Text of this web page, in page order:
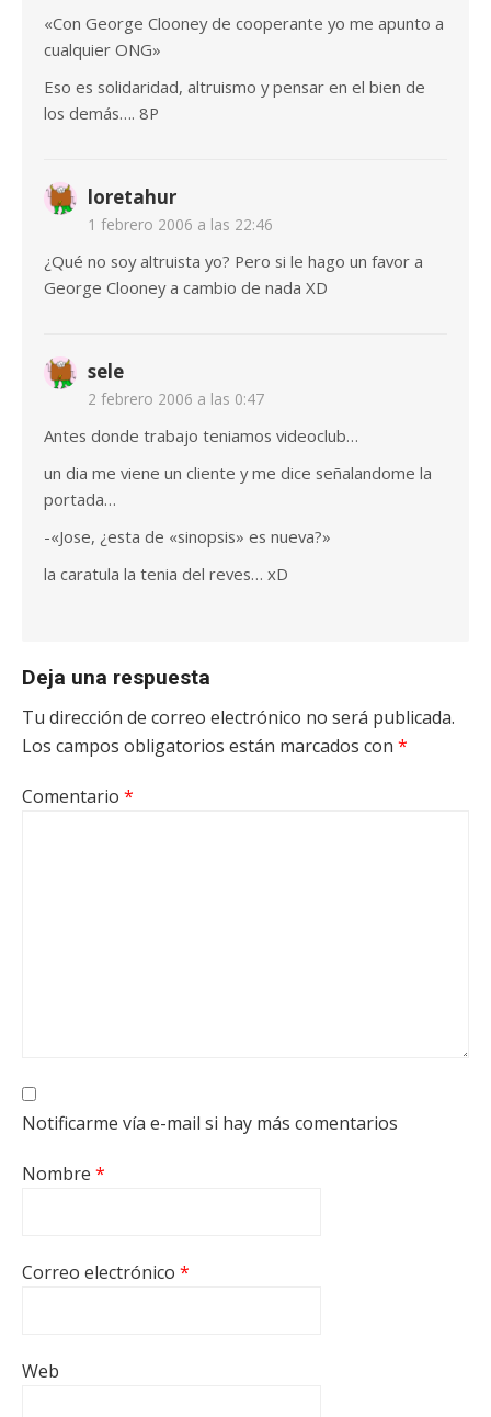
«Con George Clooney de cooperante yo me apunto a
cualquier ONG»
Eso es solidaridad, altruismo y pensar en el bien de
los demás…. 8P
loretahur
1 febrero 2006 a las 22:46
¿Qué no soy altruista yo? Pero si le hago un favor a
George Clooney a cambio de nada XD
sele
2 febrero 2006 a las 0:47
Antes donde trabajo teniamos videoclub…
un dia me viene un cliente y me dice señalandome la
portada…
-«Jose, ¿esta de «sinopsis» es nueva?»
la caratula la tenia del reves… xD
Deja una respuesta
Tu dirección de correo electrónico no será publicada.
Los campos obligatorios están marcados con *
Comentario *
Notificarme vía e-mail si hay más comentarios
Nombre *
Correo electrónico *
Web